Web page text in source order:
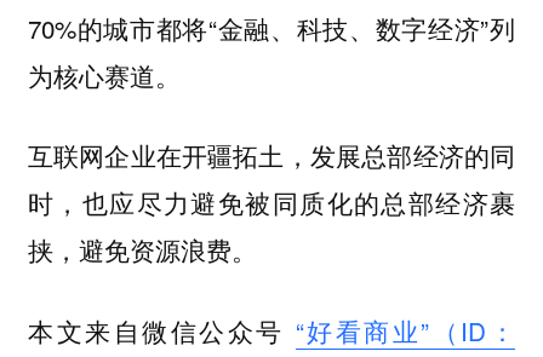
70%的城市都将“金融、科技、数字经济”列
为核心赛道。
互联网企业在开疆拓土，发展总部经济的同
时，也应尽力避免被同质化的总部经济裹
挟，避免资源浪费。
本文来自微信公众号 “好看商业”（ID：